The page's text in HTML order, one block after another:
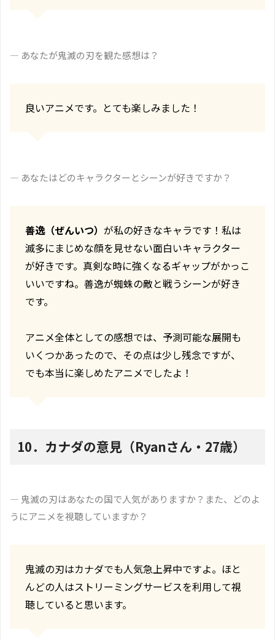
― あなたが鬼滅の刃を観た感想は？
良いアニメです。とても楽しみました！
― あなたはどのキャラクターとシーンが好きですか？
善逸（ぜんいつ） が私の好きなキャラです！私は
滅多にまじめな顔を見せない面白いキャラクター
が好きです。真剣な時に強くなるギャップがかっこ
いいですね。善逸が蜘蛛の敵と戦うシーンが好き
です。
アニメ全体としての感想では、予測可能な展開も
いくつかあったので、その点は少し残念ですが、
でも本当に楽しめたアニメでしたよ！
10．カナダの意見（Ryanさん・27歳）
― 鬼滅の刃はあなたの国で人気がありますか？また、どのよ
うにアニメを視聴していますか？
鬼滅の刃はカナダでも人気急上昇中ですよ。ほと
んどの人はストリーミングサービスを利用して視
聴していると思います。